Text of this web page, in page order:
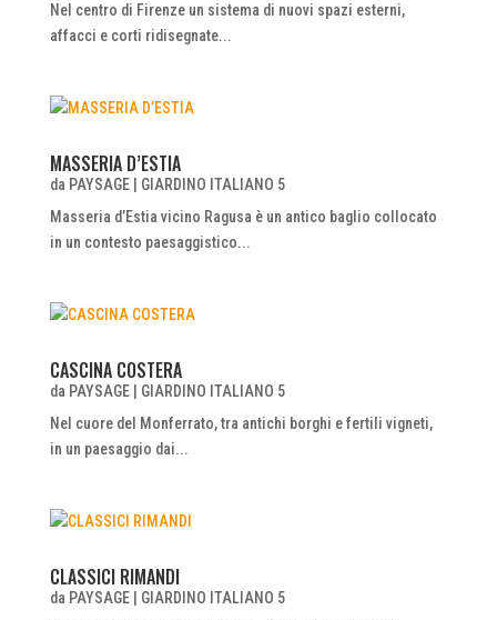
Nel centro di Firenze un sistema di nuovi spazi esterni,
affacci e corti ridisegnate...
MASSERIA D’ESTIA
da PAYSAGE| GIARDINO ITALIANO 5
Masseria d’Estia vicino Ragusa è un antico baglio collocato
in un contesto paesaggistico...
CASCINA COSTERA
da PAYSAGE| GIARDINO ITALIANO 5
Nel cuore del Monferrato, tra antichi borghi e fertili vigneti,
in un paesaggio dai...
CLASSICI RIMANDI
da PAYSAGE| GIARDINO ITALIANO 5